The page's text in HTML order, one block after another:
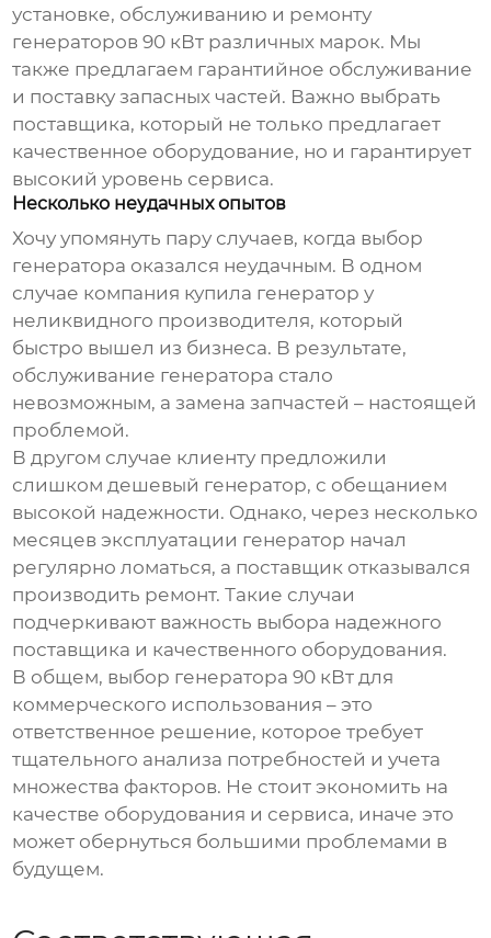
установке, обслуживанию и ремонту
генераторов 90 кВт различных марок. Мы
также предлагаем гарантийное обслуживание
и поставку запасных частей. Важно выбрать
поставщика, который не только предлагает
качественное оборудование, но и гарантирует
высокий уровень сервиса.
Несколько неудачных опытов
Хочу упомянуть пару случаев, когда выбор
генератора оказался неудачным. В одном
случае компания купила генератор у
неликвидного производителя, который
быстро вышел из бизнеса. В результате,
обслуживание генератора стало
невозможным, а замена запчастей – настоящей
проблемой.
В другом случае клиенту предложили
слишком дешевый генератор, с обещанием
высокой надежности. Однако, через несколько
месяцев эксплуатации генератор начал
регулярно ломаться, а поставщик отказывался
производить ремонт. Такие случаи
подчеркивают важность выбора надежного
поставщика и качественного оборудования.
В общем, выбор генератора 90 кВт для
коммерческого использования – это
ответственное решение, которое требует
тщательного анализа потребностей и учета
множества факторов. Не стоит экономить на
качестве оборудования и сервиса, иначе это
может обернуться большими проблемами в
будущем.